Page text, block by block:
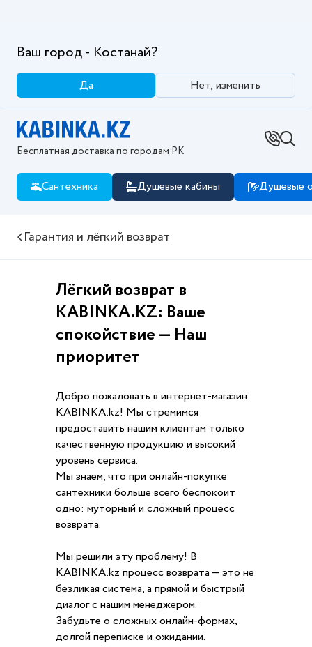
Ваш город - Костанай?
Да Нет, изменить
Бесплатная доставка по городам РК
Сантехника Душевые кабины Душевые
Гарантия и лёгкий возврат
Лёгкий возврат в
KABINKA.KZ: Ваше
спокойствие — Наш
приоритет
Добро пожаловать в интернет-магазин
KABINKA.kz! Мы стремимся
предоставить нашим клиентам только
качественную продукцию и высокий
уровень сервиса.
Мы знаем, что при онлайн-покупке
сантехники больше всего беспокоит
одно: муторный и сложный процесс
возврата.
Мы решили эту проблему! В
KABINKA.kz процесс возврата — это не
безликая система, а прямой и быстрый
диалог с нашим менеджером.
Забудьте о сложных онлайн-формах,
долгой переписке и ожидании.